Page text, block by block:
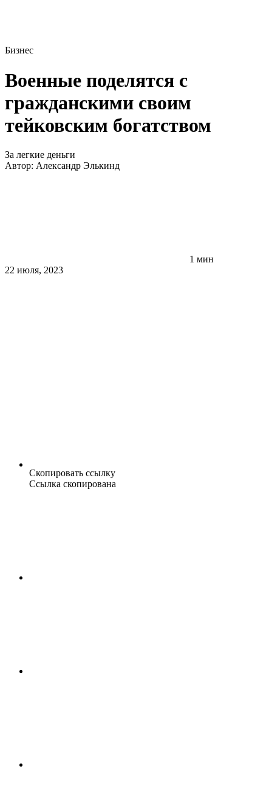
Бизнес
Военные поделятся с
гражданскими своим
тейковским богатством
За легкие деньги
Автор: Александр Элькинд
1 мин
22 июля, 2023
Скопировать ссылку
Ссылка скопирована